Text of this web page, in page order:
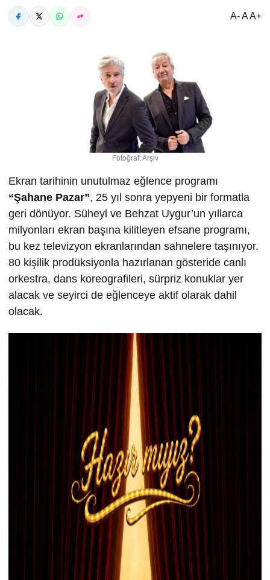
A- A A+
Fotoğraf: Arşiv
Ekran tarihinin unutulmaz eğlence programı
“Şahane Pazar”, 25 yıl sonra yepyeni bir formatla
geri dönüyor. Süheyl ve Behzat Uygur’un yıllarca
milyonları ekran başına kilitleyen efsane programı,
bu kez televizyon ekranlarından sahnelere taşınıyor.
80 kişilik prodüksiyonla hazırlanan gösteride canlı
orkestra, dans koreografileri, sürpriz konuklar yer
alacak ve seyirci de eğlenceye aktif olarak dahil
olacak.